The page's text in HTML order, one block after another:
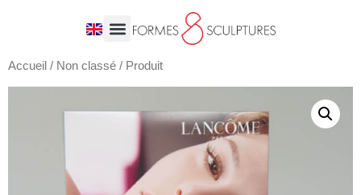
Accueil / Non classé / Produit